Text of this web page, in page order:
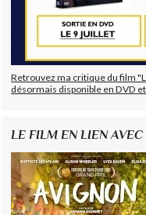
Retrouvez ma critique du film
désormais disponible en DVD
LE FILM EN LIEN